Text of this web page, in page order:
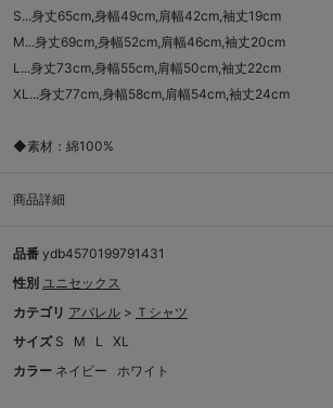
S...身丈65cm,身幅49cm,肩幅42cm,袖丈19cm
M...身丈69cm,身幅52cm,肩幅46cm,袖丈20cm
L...身丈73cm,身幅55cm,肩幅50cm,袖丈22cm
XL...身丈77cm,身幅58cm,肩幅54cm,袖丈24cm
◆素材：綿100%
商品詳細
品番 ydb4570199791431
性別 ユニセックス
カテゴリ アパレル > Ｔシャツ
サイズ S M L
XL
カラー ネイビー ホワイト